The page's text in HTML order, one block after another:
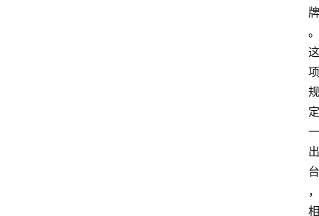
牌
。
这
项
规
定
一
出
台
，
相